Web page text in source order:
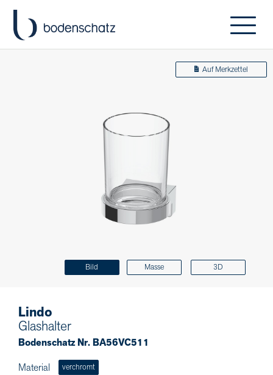
Bild Masse 3D
Auf Merkzettel
Lindo
Glashalter
Bodenschatz Nr. BA56VC511
Material
verchromt